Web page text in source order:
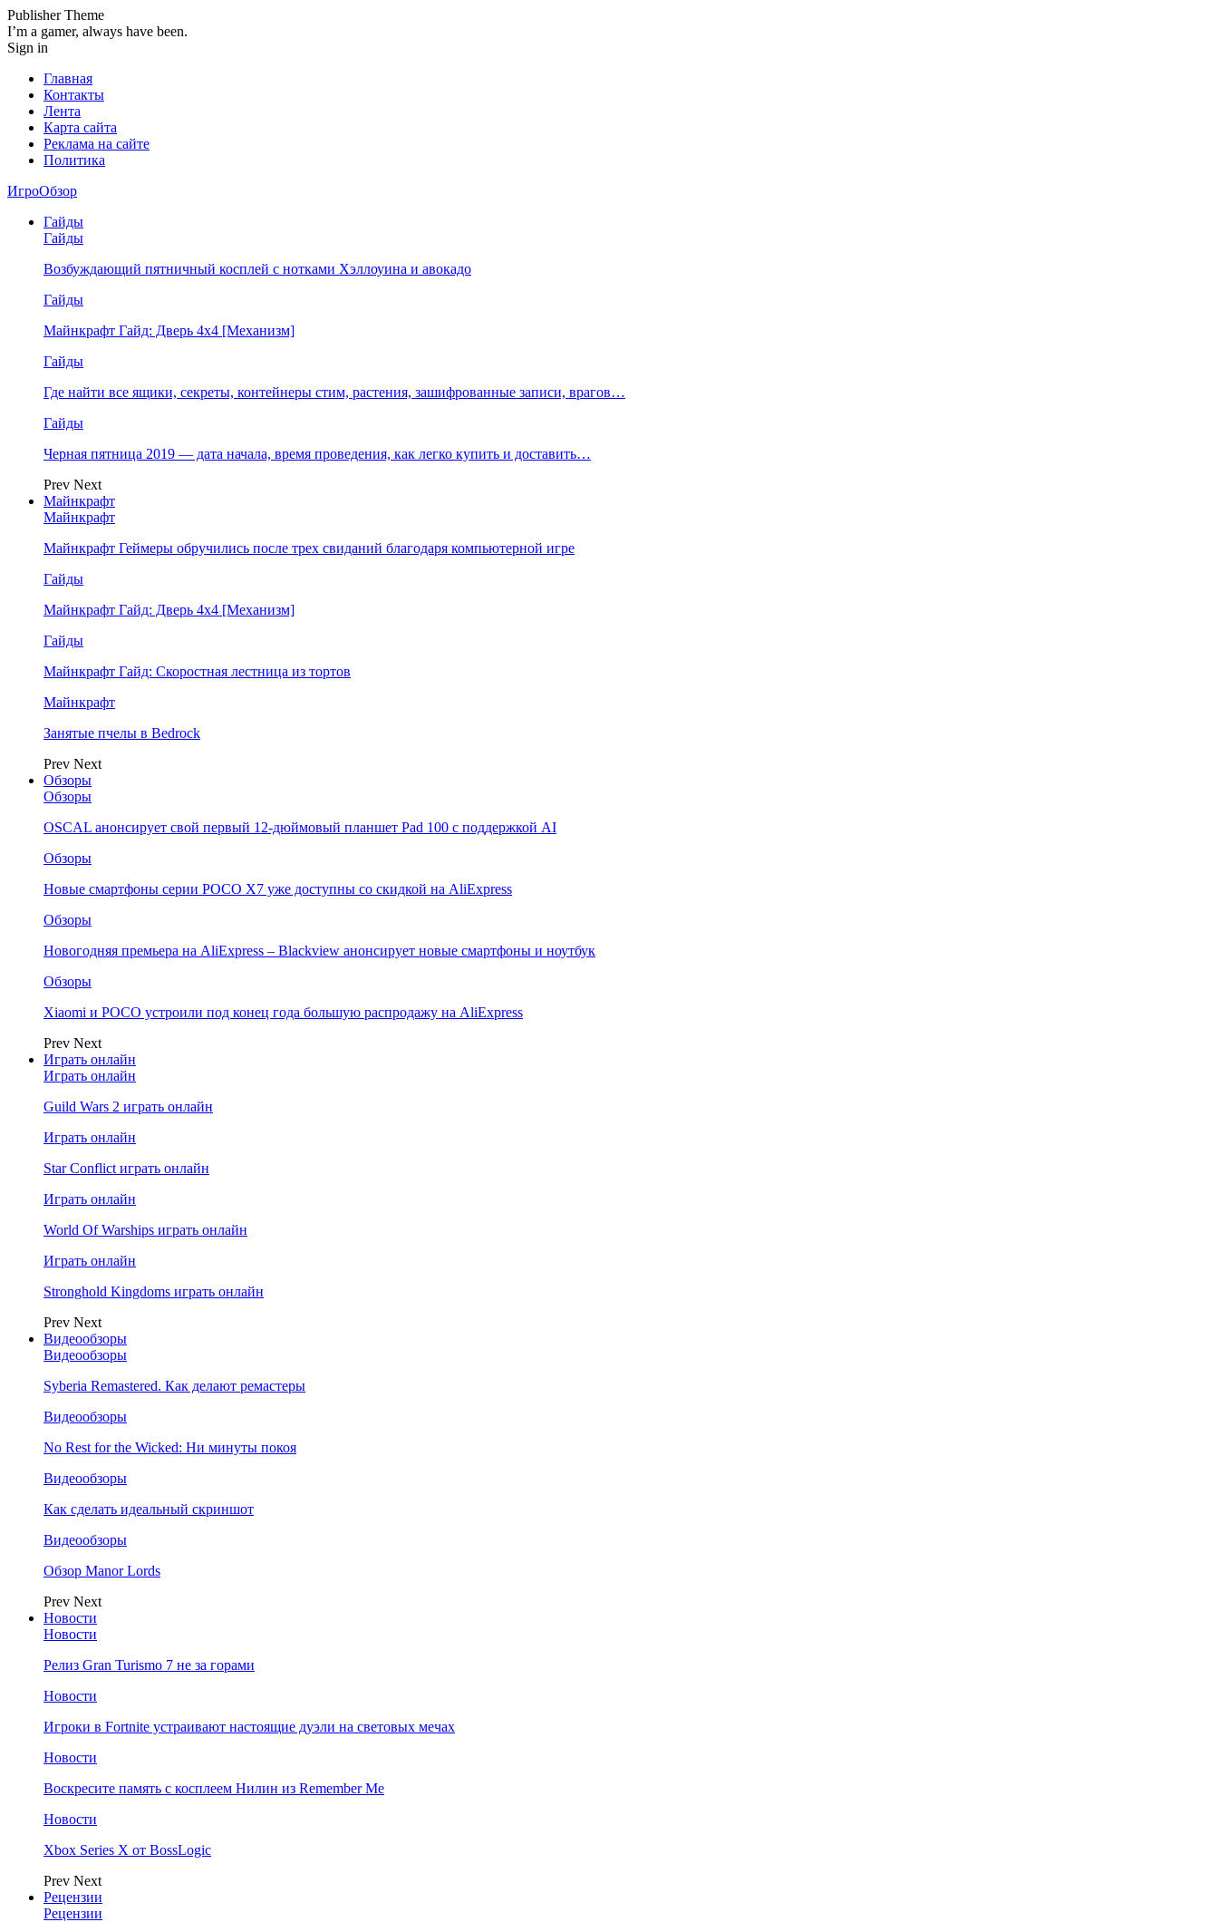
Publisher Theme
I’m a gamer, always have been.
Sign in
Главная
Контакты
Лента
Карта сайта
Реклама на сайте
Политика
ИгроОбзор
Гайды
Гайды
Возбуждающий пятничный косплей с нотками Хэллоуина и авокадо
Гайды
Майнкрафт Гайд: Дверь 4х4 [Механизм]
Гайды
Где найти все ящики, секреты, контейнеры стим, растения, зашифрованные записи, врагов…
Гайды
Черная пятница 2019 — дата начала, время проведения, как легко купить и доставить…
Prev Next
Майнкрафт
Майнкрафт
Майнкрафт Геймеры обручились после трех свиданий благодаря компьютерной игре
Гайды
Майнкрафт Гайд: Дверь 4х4 [Механизм]
Гайды
Майнкрафт Гайд: Скоростная лестница из тортов
Майнкрафт
Занятые пчелы в Bedrock
Prev Next
Обзоры
Обзоры
OSCAL анонсирует свой первый 12-дюймовый планшет Pad 100 с поддержкой AI
Обзоры
Новые смартфоны серии POCO X7 уже доступны со скидкой на AliExpress
Обзоры
Новогодняя премьера на AliExpress – Blackview анонсирует новые смартфоны и ноутбук
Обзоры
Xiaomi и POCO устроили под конец года большую распродажу на AliExpress
Prev Next
Играть онлайн
Играть онлайн
Guild Wars 2 играть онлайн
Играть онлайн
Star Conflict играть онлайн
Играть онлайн
World Of Warships играть онлайн
Играть онлайн
Stronghold Kingdoms играть онлайн
Prev Next
Видеообзоры
Видеообзоры
Syberia Remastered. Как делают ремастеры
Видеообзоры
No Rest for the Wicked: Ни минуты покоя
Видеообзоры
Как сделать идеальный скриншот
Видеообзоры
Обзор Manor Lords
Prev Next
Новости
Новости
Релиз Gran Turismo 7 не за горами
Новости
Игроки в Fortnite устраивают настоящие дуэли на световых мечах
Новости
Воскресите память с косплеем Нилин из Remember Me
Новости
Xbox Series X от BossLogic
Prev Next
Рецензии
Рецензии